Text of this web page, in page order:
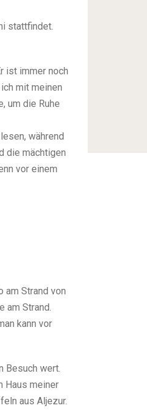
statt­fin­det.
ist immer noch
mit mei­nen
um die Ruhe
wäh­rend
die mäch­ti­gen
vor einem
am Strand von
am Strand.
kann vor
Besuch wert.
Haus mei­ner
aus Alje­zur.